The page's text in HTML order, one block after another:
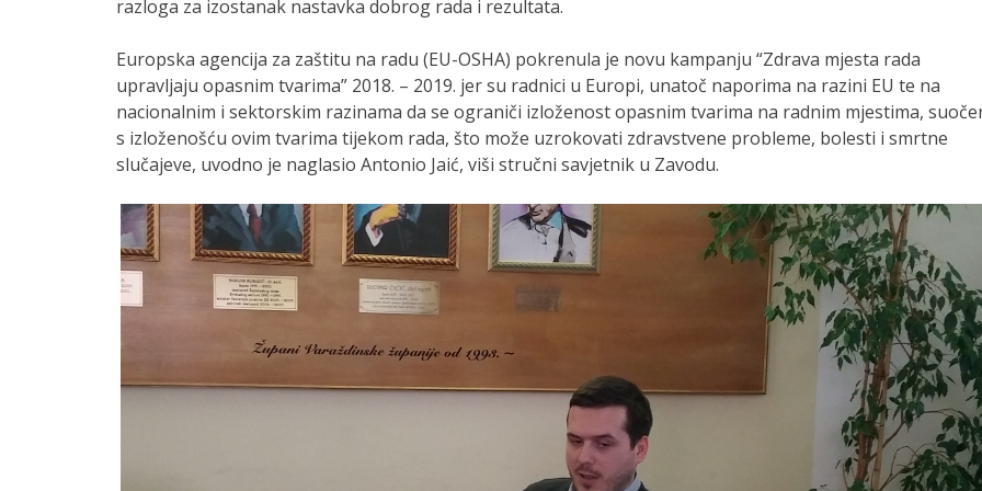
razloga za izostanak nastavka dobrog rada i rezultata.
Europska agencija za zaštitu na radu (EU-OSHA) pokrenula je novu kampanju “Zdrava mjesta rada
upravljaju opasnim tvarima” 2018. – 2019. jer su radnici u Europi, unatoč naporima na razini EU te na
nacionalnim i sektorskim razinama da se ograniči izloženost opasnim tvarima na radnim mjestima,
s izloženošću ovim tvarima tijekom rada, što može uzrokovati zdravstvene probleme, bolesti i smrtne
slučajeve, uvodno je naglasio Antonio Jaić, viši stručni savjetnik u Zavodu.